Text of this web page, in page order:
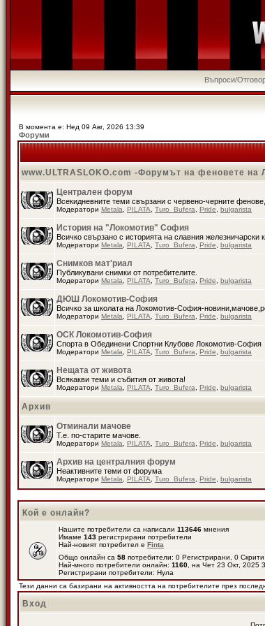
Въпроси/
В момента е: Нед 09 Авг, 2026 13:39
Форуми
www.ULTRASLOKO.com -Форумът на феновете на
Централен форум
Всекидневните теми свързани с червено-черните
Модератори Metala PILATA Turo_Bufera Pride bulgarista
История на "Локомотив" София
Всичко свързано с историята на славния
Модератори Metala PILATA Turo_Bufera Pride bulgarista
Снимков мат'риал
Публикувани снимки от потребителите.
Модератори Metala PILATA Turo_Bufera Pride bulgarista
ДЮШ Локомотив-София
Всичко за школата на Локомотив-София-
Модератори Metala PILATA Turo_Bufera Pride bulgarista
ОСК Локомотив-София
Спорта в Обединени Спортни Клубове Локомотив-София
Модератори Metala PILATA Turo_Bufera Pride bulgarista
Нещата от живота
Всякакви теми и събития от живота!
Модератори Metala PILATA Turo_Bufera Pride bulgarista
Архив
Отминали мачове
Т.е. по-старите мачове.
Модератори Metala PILATA Turo_Bufera Pride bulgarista
Архив на централния форум
Неактивните теми от форума
Модератори Metala PILATA Turo_Bufera Pride bulgarista
Кой е онлайн?
Нашите потребители са написали 113646 мнения
Имаме 143 регистрирани потребители
Най-новият потребител е Finta
Общо онлайн са 58 потребители: 0 Регистрирани, 0
Най-много потребители онлайн: 1160 , на Чет 23 Окт, 2025
Регистрирани потребители: Нула
Тези данни са базирани на активността на потребителите през
Вход